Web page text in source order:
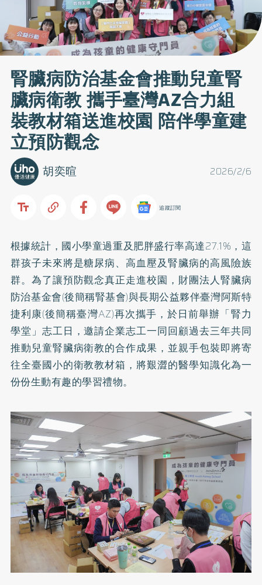
腎臟病防治基金會推動兒童腎
臟病衛教 攜手臺灣AZ合力組
裝教材箱送進校園 陪伴學童建
立預防觀念
2026/2/6
胡奕暄
追蹤訂閱
根據統計，國小學童過重及肥胖盛行率高達27.1%，這
群孩子未來將是糖尿病、高血壓及腎臟病的高風險族
群。為了讓預防觀念真正走進校園，財團法人腎臟病
防治基金會(後簡稱腎基會)與長期公益夥伴臺灣阿斯特
捷利康(後簡稱臺灣AZ)再次攜手，於日前舉辦「腎力
學堂」志工日，邀請企業志工一同回顧過去三年共同
推動兒童腎臟病衛教的合作成果，並親手包裝即將寄
往全臺國小的衛教教材箱，將艱澀的醫學知識化為一
份份生動有趣的學習禮物。